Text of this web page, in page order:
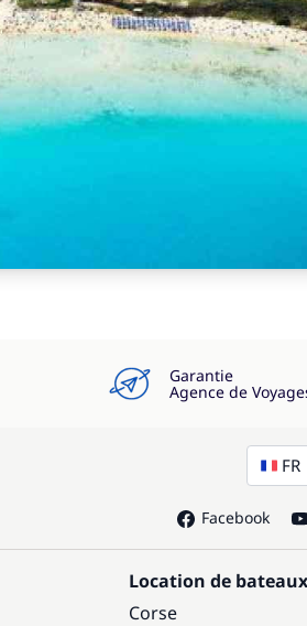
Garantie
Agence de
FR
Facebook
Location de bateaux
Corse